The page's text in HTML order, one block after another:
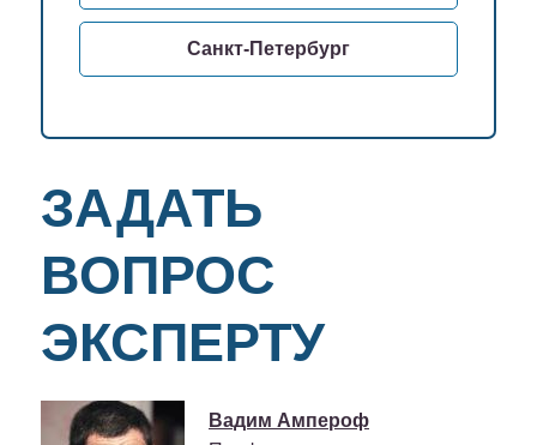
Санкт-Петербург
ЗАДАТЬ
ВОПРОС
ЭКСПЕРТУ
Вадим Ампероф